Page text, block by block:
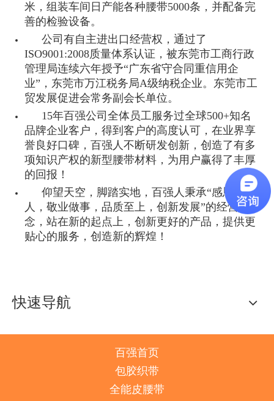
米，组装车间日产能各种腰带5000条，并配备完
善的检验设备。
公司有自主进出口经营权，通过了
ISO9001:2008质量体系认证，被东莞市工商行政
管理局连续六年授予“广东省守合同重信用企
业”，东莞市万江税务局A级纳税企业。东莞市工
贸发展促进会常务副会长单位。
15年百强公司全体员工服务过全球500+知名
品牌企业客户，得到客户的高度认可，在业界享
誉良好口碑，百强人不断研发创新，创造了有多
项知识产权的新型腰带材料，为用户赢得了丰厚
的回报！
仰望天空，脚踏实地，百强人秉承“感恩做
人，敬业做事，品质至上，创新发展”的经营理
念，站在新的起点上，创新更好的产品，提供更
贴心的服务，创造新的辉煌！
快速导航
百强首页
包胶织带
全能皮腰带